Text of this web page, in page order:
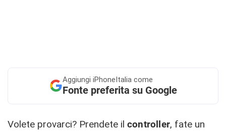
Aggiungi iPhoneItalia come
Fonte preferita su Google
Volete provarci? Prendete il controller, fate un